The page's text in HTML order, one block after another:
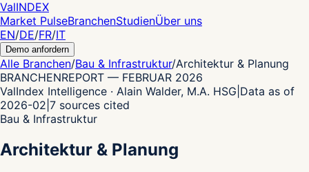
ValINDEX
Market PulseBranchenStudienÜber uns
EN/DE/FR/IT
Demo anfordern
Alle Branchen/Bau & Infrastruktur/Architektur & Planung
BRANCHENREPORT — FEBRUAR 2026
ValIndex Intelligence · Alain Walder, M.A. HSG Data as of
2026-02 7 sources cited
Bau & Infrastruktur
Architektur & Planung